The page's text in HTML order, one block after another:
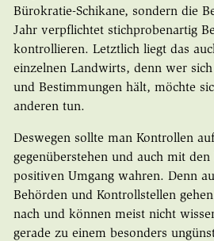
Bürokratie-Schikane, sondern die
Jahr verpflichtet stichprobenartig
kontrollieren. Letztlich liegt das
einzelnen Landwirts, denn wer
und Bestimmungen hält, möchte
anderen tun.
Deswegen sollte man Kontrollen
gegenüberstehen und auch mit
positiven Umgang wahren. Denn
Behörden und Kontrollstellen
nach und können meist nicht
gerade zu einem besonders